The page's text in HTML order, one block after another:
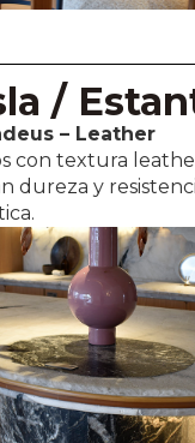
/
– Leather
con textura
dureza y